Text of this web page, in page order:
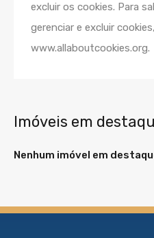
excluir os cookies. Para
gerenciar e excluir
www.allaboutcookies.org.
Imóveis em
Nenhum imóvel em